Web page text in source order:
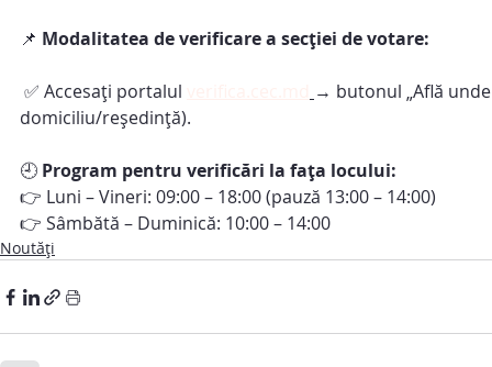
📌 Modalitatea de verificare a secției de votare:
✅ Accesați portalul
→ butonul „Află
domiciliu/reședință).
🕘 Program pentru verificări la fața locului:
👉 Luni – Vineri: 09:00 – 18:00 (pauză 13:00 – 14:00)
👉 Sâmbătă – Duminică: 10:00 – 14:00
Noutăți